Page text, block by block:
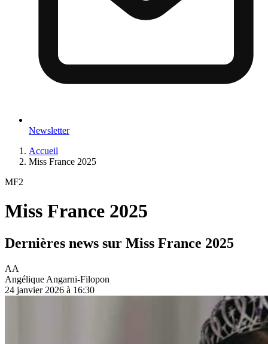
Newsletter
Accueil
Miss France 2025
MF2
Miss France 2025
Dernières news sur Miss France 2025
AA
Angélique Angarni-Filopon
24 janvier 2026 à 16:30